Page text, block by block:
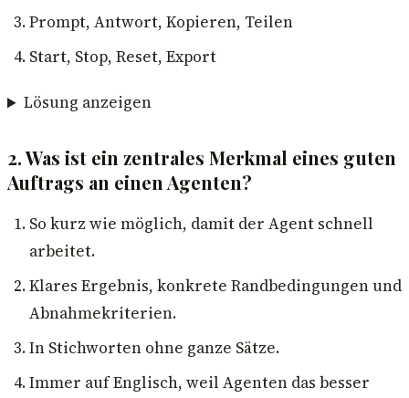
Prompt, Antwort, Kopieren, Teilen
Start, Stop, Reset, Export
Lösung anzeigen
2. Was ist ein zentrales Merkmal eines guten
Auftrags an einen Agenten?
So kurz wie möglich, damit der Agent schnell
arbeitet.
Klares Ergebnis, konkrete Randbedingungen und
Abnahmekriterien.
In Stichworten ohne ganze Sätze.
Immer auf Englisch, weil Agenten das besser